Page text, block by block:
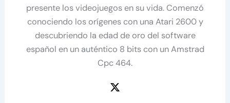
presente los videojuegos en su vida. Comenzó
conociendo los orígenes con una Atari 2600 y
descubriendo la edad de oro del software
español en un auténtico 8 bits con un Amstrad
Cpc 464.